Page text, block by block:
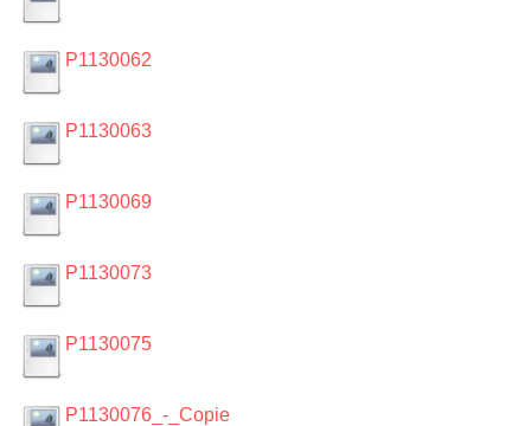
P1130062
P1130063
P1130069
P1130073
P1130075
P1130076_-_Copie